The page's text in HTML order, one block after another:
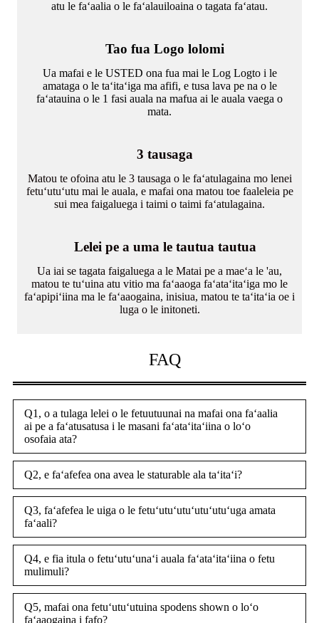
atu le faʻaalia o le faʻalauiloaina o tagata faʻatau.
Tao fua Logo lolomi
Ua mafai e le USTED ona fua mai le Log Logto i le
amataga o le taʻitaʻiga ma afifi, e tusa lava pe na o le
faʻatauina o le 1 fasi auala na mafua ai le auala vaega o
mata.
3 tausaga
Matou te ofoina atu le 3 tausaga o le faʻatulagaina mo lenei
fetuʻutuʻutu mai le auala, e mafai ona matou toe faaleleia pe
sui mea faigaluega i taimi o taimi faʻatulagaina.
Lelei pe a uma le tautua tautua
Ua iai se tagata faigaluega a le Matai pe a maeʻa le 'au,
matou te tuʻuina atu vitio ma faʻaaoga faʻataʻitaʻiga mo le
faʻapipiʻiina ma le faʻaaogaina, inisiua, matou te taʻitaʻia oe i
luga o le initoneti.
FAQ
Q1, o a tulaga lelei o le fetuutuunai na mafai ona faʻaalia
ai pe a faʻatusatusa i le masani faʻataʻitaʻiina o loʻo
osofaia ata?
Q2, e faʻafefea ona avea le staturable ala taʻitaʻi?
Q3, faʻafefea le uiga o le fetuʻutuʻutuʻutuʻutuʻuga amata
faʻaali?
Q4, e fia itula o fetuʻutuʻunaʻi auala faʻataʻitaʻiina o fetu
mulimuli?
Q5, mafai ona fetuʻutuʻutuina spodens shown o loʻo
faʻaaogaina i fafo?